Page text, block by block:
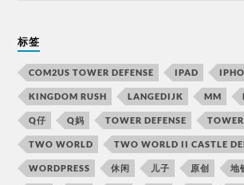
标签
COM2US TOWER DEFENSE IPAD
KINGDOM RUSH LANGEDIJK MM
Q仔 Q妈 TOWER DEFENSE
TWO WORLD TWO WORLD II CASTLE
WORDPRESS 休闲 儿子 原创 地